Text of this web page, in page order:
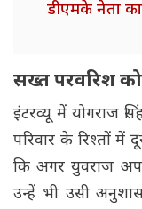
डीएमके नेता का
सख्त परवरिश
इंटरव्यू में योगराज
परिवार के रिश्तों में
कि अगर युवराज
उन्हें भी उसी